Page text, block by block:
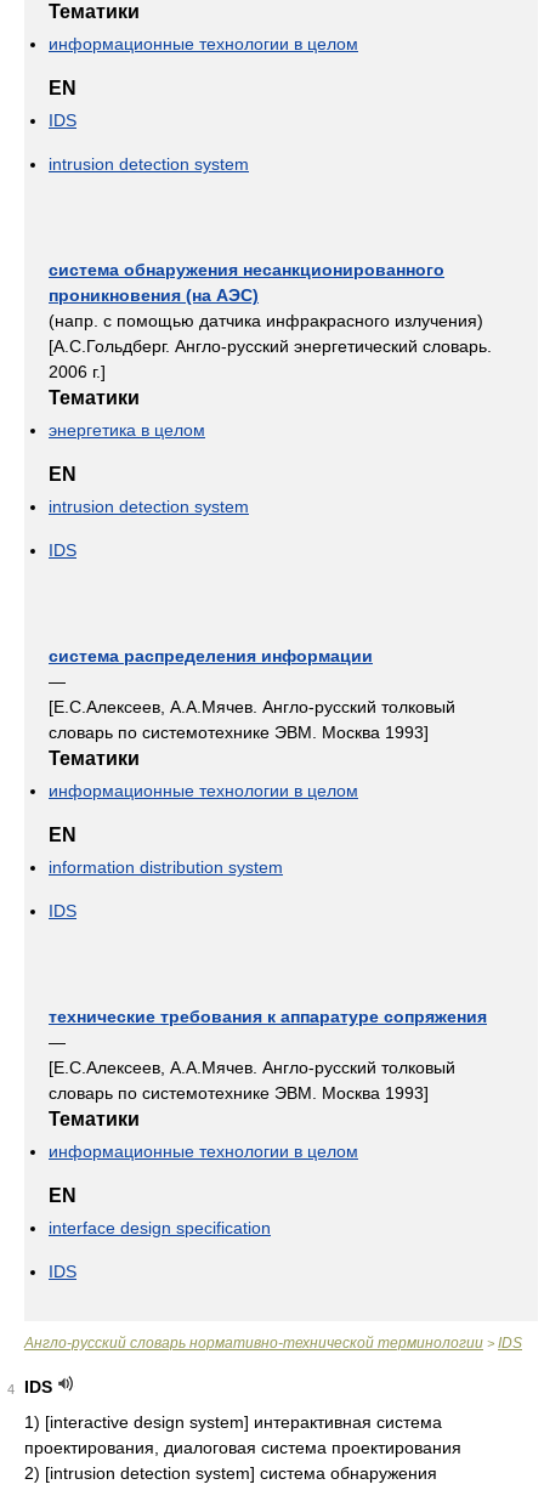
Тематики
информационные технологии в целом
EN
IDS
intrusion detection system
система обнаружения несанкционированного
проникновения (на АЭС)
(напр. с помощью датчика инфракрасного излучения)
[А.С.Гольдберг. Англо-русский энергетический словарь.
2006 г.]
Тематики
энергетика в целом
EN
intrusion detection system
IDS
система распределения информации
—
[Е.С.Алексеев, А.А.Мячев. Англо-русский толковый
словарь по системотехнике ЭВМ. Москва 1993]
Тематики
информационные технологии в целом
EN
information distribution system
IDS
технические требования к аппаратуре сопряжения
—
[Е.С.Алексеев, А.А.Мячев. Англо-русский толковый
словарь по системотехнике ЭВМ. Москва 1993]
Тематики
информационные технологии в целом
EN
interface design specification
IDS
Англо-русский словарь нормативно-технической терминологии > IDS
4
IDS
1) [interactive design system] интерактивная система
проектирования, диалоговая система проектирования
2) [intrusion detection system] система обнаружения